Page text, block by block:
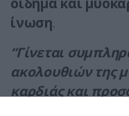
ίνωση.
“Γίνεται
ακολουθιών της
καρδιάς και